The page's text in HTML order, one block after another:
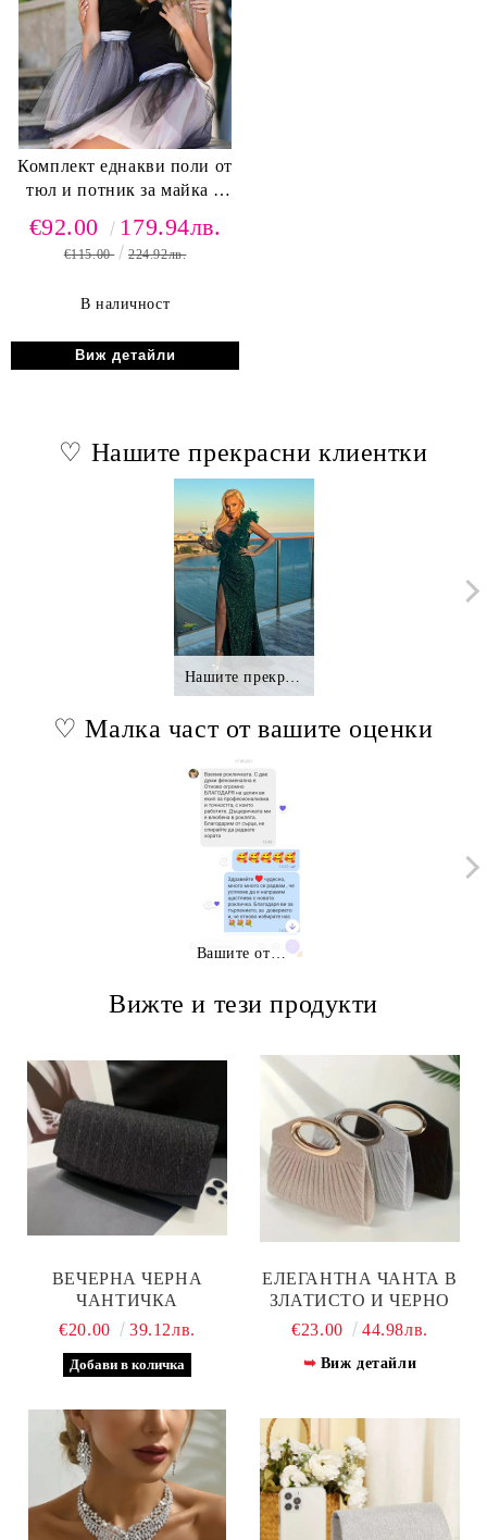
Комплект еднакви поли от
тюл и потник за майка и
€92.00 179.94лв.
€115.00 224.92лв.
В наличност
Виж детайли
♡ Нашите прекрасни клиентки
♡ Малка част от вашите оценки
Вижте и тези продукти
ВЕЧЕРНА ЧЕРНА
ЧАНТИЧКА
€20.00
39.12лв.
ЕЛЕГАНТНА ЧАНТА В
ЗЛАТИСТО И ЧЕРНО
€23.00
44.98лв.
Виж детайли